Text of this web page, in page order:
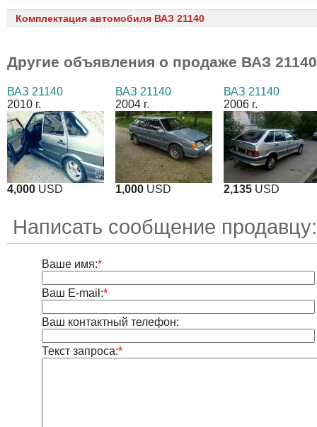
Комплектация автомобиля ВАЗ 21140
Другие объявления о продаже ВАЗ 21140
ВАЗ 21140
2010 г.
4,000 USD
ВАЗ 21140
2004 г.
1,000 USD
ВАЗ 21140
2006 г.
2,135 USD
Написать сообщение
Ваше имя:*
Ваш E-mail:*
Ваш контактный телефон:
Текст запроса:*